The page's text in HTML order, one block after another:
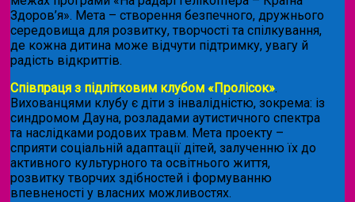
Здоров’я». Мета – створення безпечного, дружнього
середовища для розвитку, творчості та спілкування,
де кожна дитина може відчути підтримку, увагу й
радість відкриттів.
Співпраця з підлітковим клубом «Пролісок».
Вихованцями клубу є діти з інвалідністю, зокрема: із
синдромом Дауна, розладами аутистичного спектра
та наслідками родових травм. Мета проекту –
сприяти соціальній адаптації дітей, залученню їх до
активного культурного та освітнього життя,
розвитку творчих здібностей і формуванню
впевненості у власних можливостях.